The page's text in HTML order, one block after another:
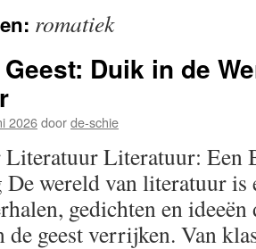
romatiek
Duik in de
2026doorde-schie
Literatuur: Een
wereld van literatuur is
gedichten en
geest verrijken. Van